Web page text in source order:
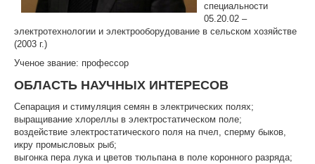
РАБОТА В УНИВЕРСИТЕТЕ
ЦКП АГРОТЕХНОЛОГИИ
МАСТЕР-КЛАССЫ
ЕДИНОЕ ОКНО
специальности
05.20.02 –
электротехнологии и электрооборудование в сельском хозяйстве
(2003 г.)
Ученое звание: профессор
ОБЛАСТЬ НАУЧНЫХ ИНТЕРЕСОВ
Сепарация и стимуляция семян в электрических полях;
выращивание хлореллы в электростатическом поле;
воздействие электростатического поля на пчел, сперму быков,
икру промысловых рыб;
выгонка пера лука и цветов тюльпана в поле коронного разряда;